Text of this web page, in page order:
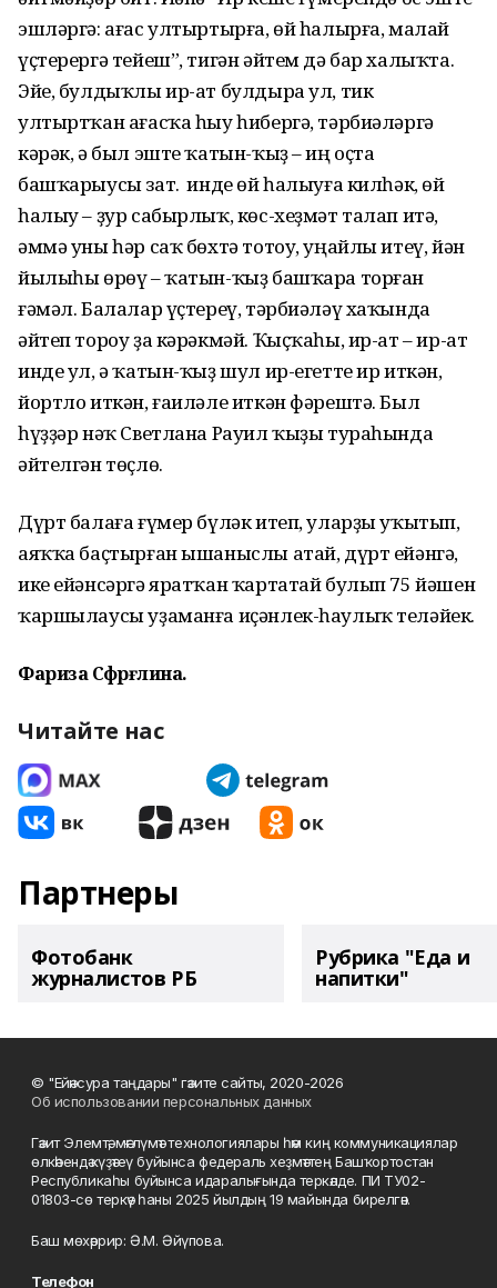
эшләргә: ағас ултыртырға, өй һалырға, малай
үҫтерергә тейеш”, тигән әйтем дә бар халыҡта.
Эйе, булдыҡлы ир-ат булдыра ул, тик
ултыртҡан ағасҡа һыу һибергә, тәрбиәләргә
кәрәк, ә был эште ҡатын-ҡыҙ – иң оҫта
башҡарыусы зат. Ә инде өй һалыуға килһәк, өй
һалыу – ҙур сабырлыҡ, көс-хеҙмәт талап итә,
әммә уны һәр саҡ бөхтә тотоу, уңайлы итеү, йән
йылыһы өрөү – ҡатын-ҡыҙ башҡара торған
ғәмәл. Балалар үҫтереү, тәрбиәләү хаҡында
әйтеп тороу ҙа кәрәкмәй. Ҡыҫҡаһы, ир-ат – ир-ат
инде ул, ә ҡатын-ҡыҙ шул ир-егетте ир иткән,
йортло иткән, ғаиләле иткән фәрештә. Был
һүҙҙәр нәҡ Светлана Рауил ҡыҙы тураһында
әйтелгән төҫлө.
Дүрт балаға ғүмер бүләк итеп, уларҙы уҡытып,
аяҡҡа баҫтырған ышаныслы атай, дүрт ейәнгә,
ике ейәнсәргә яратҡан ҡартатай булып 75 йәшен
ҡаршылаусы уҙаманға иҫәнлек-һаулыҡ теләйек.
Фариза Сәфәрғәлина.
Читайте нас
Партнеры
Фотобанк
журналистов РБ
Рубрика "Еда и
напитки"
© "Ейәнсура таңдары" гәзите сайты, 2020-2026
Об использовании персональных данных
Гәзит Элемтә, мәғлүмәт технологиялары һәм киң коммуникациялар
өлкәһендә күҙәтеү буйынса федераль хеҙмәттең Башҡортостан
Республикаһы буйынса идаралығында теркәлде. ПИ ТУ02-
01803-сө теркәү һаны 2025 йылдың 19 майында бирелгән.
Баш мөхәррир: Ә.М. Әйүпова.
Телефон